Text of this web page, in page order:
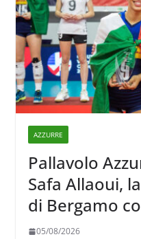
AZZURRE
Pallavolo
Safa Allaoui,
di Bergamo
collegiale di
05/08/2026